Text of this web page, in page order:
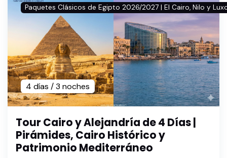
Paquetes Clásicos de Egipto 2026/2027 | El Cairo, Nilo y
4 días / 3 noches
Tour Cairo y Alejandría de 4 Días |
Pirámides, Cairo Histórico y
Patrimonio Mediterráneo